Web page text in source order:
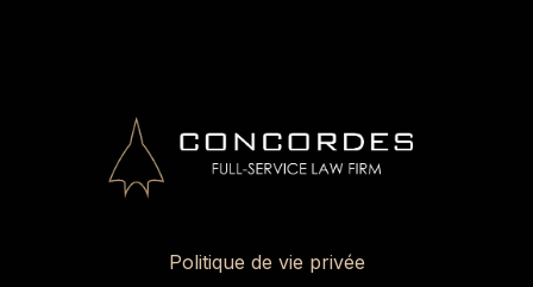
Politique de vie privée